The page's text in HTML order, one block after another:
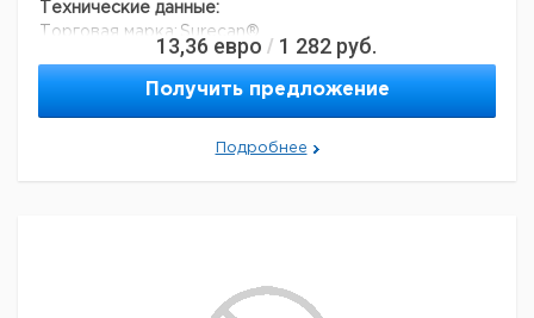
Технические данные:
Торговая марка: Surecan®
2 г
Данные для перевозки (реальные данные могут
4 г
13,36 евро / 1 282 руб.
Получить предложение
Подробнее